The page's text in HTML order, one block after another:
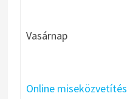
Vasárnap
Online miseközvetítés